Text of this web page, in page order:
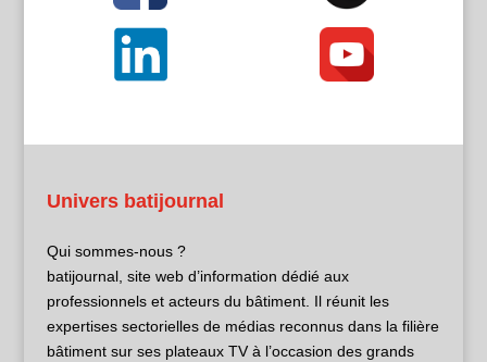
Univers batijournal
Qui sommes-nous ?
batijournal, site web d’information dédié aux
professionnels et acteurs du bâtiment. Il réunit les
expertises sectorielles de médias reconnus dans la filière
bâtiment sur ses plateaux TV à l’occasion des grands